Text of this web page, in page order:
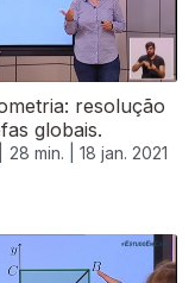
resolução
globais.
28 min. | 18 jan. 2021